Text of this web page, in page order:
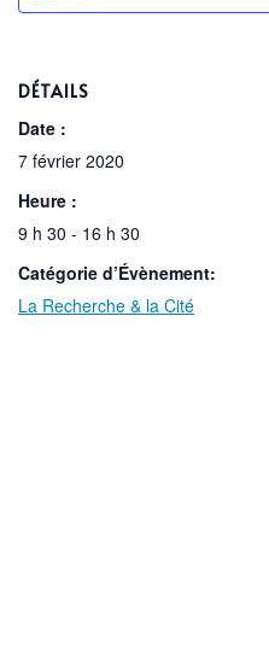
DÉTAILS
Date :
7 février 2020
Heure :
9 h 30 - 16 h 30
Catégorie d’Évènement:
La Recherche & la Cité